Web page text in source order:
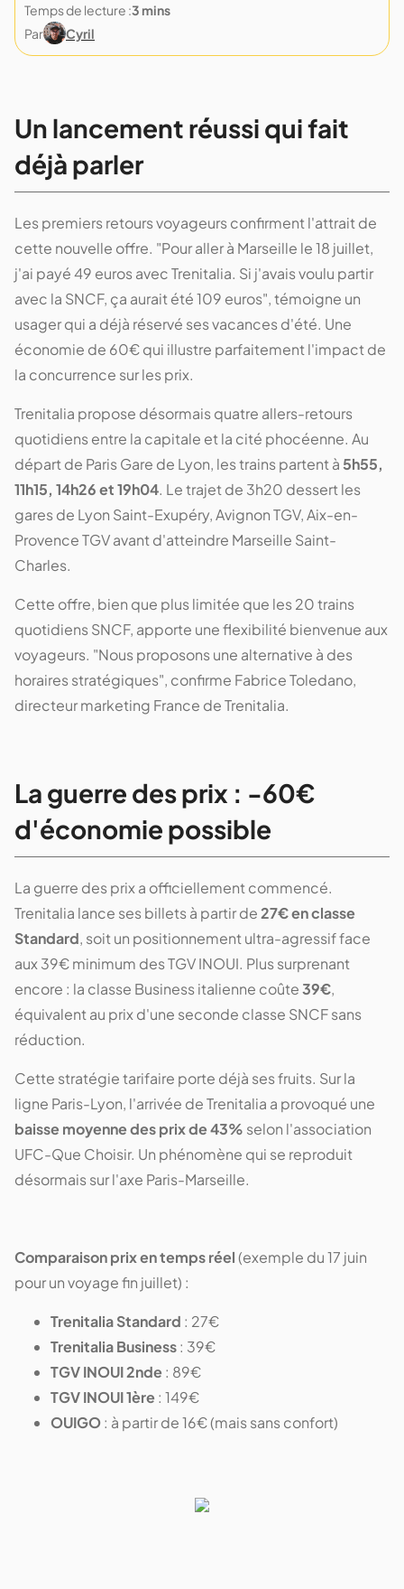
Temps de lecture :3 mins
Par
Cyril
Un lancement réussi qui fait
déjà parler
Les premiers retours voyageurs confirment l'attrait de
cette nouvelle offre. "Pour aller à Marseille le 18 juillet,
j'ai payé 49 euros avec Trenitalia. Si j'avais voulu partir
avec la SNCF, ça aurait été 109 euros", témoigne un
usager qui a déjà réservé ses vacances d'été. Une
économie de 60€ qui illustre parfaitement l'impact de
la concurrence sur les prix.
Trenitalia propose désormais quatre allers-retours
quotidiens entre la capitale et la cité phocéenne. Au
départ de Paris Gare de Lyon, les trains partent à5h55,
11h15, 14h26 et 19h04. Le trajet de 3h20 dessert les
gares de Lyon Saint-Exupéry, Avignon TGV, Aix-en-
Provence TGV avant d'atteindre Marseille Saint-
Charles.
Cette offre, bien que plus limitée que les 20 trains
quotidiens SNCF, apporte une flexibilité bienvenue aux
voyageurs. "Nous proposons une alternative à des
horaires stratégiques", confirme Fabrice Toledano,
directeur marketing France de Trenitalia.
La guerre des prix : -60€
d'économie possible
La guerre des prix a officiellement commencé.
Trenitalia lance ses billets à partir de27€ en classe
Standard, soit un positionnement ultra-agressif face
aux 39€ minimum des TGV INOUI. Plus surprenant
encore : la classe Business italienne coûte39€,
équivalent au prix d'une seconde classe SNCF sans
réduction.
Cette stratégie tarifaire porte déjà ses fruits. Sur la
ligne Paris-Lyon, l'arrivée de Trenitalia a provoqué une
baisse moyenne des prix de 43% selon l'association
UFC-Que Choisir. Un phénomène qui se reproduit
désormais sur l'axe Paris-Marseille.
Comparaison prix en temps réel(exemple du 17 juin
pour un voyage fin juillet) :
Trenitalia Standard : 27€
Trenitalia Business: 39€
TGV INOUI 2nde: 89€
TGV INOUI 1ère: 149€
OUIGO: à partir de 16€ (mais sans confort)